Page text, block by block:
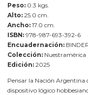
Peso: 0.3 kgs.
Alto: 25.0 cm.
Ancho: 17.0 cm.
ISBN: 978-987-693-392-6
Encuadernación:
Colección: Nuestramérica
Edición: 2025
Pensar la Nación Argentina
dispositivo lógico